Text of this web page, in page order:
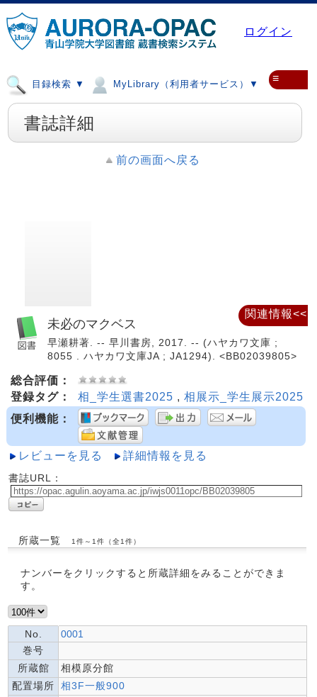
ログイン
目録検索 ▼ MyLibrary（利用者サービス）▼ ≡
書誌詳細
前の画面へ戻る
未必のマクベス
早瀬耕著. -- 早川書房, 2017. -- (ハヤカワ文庫 ;
8055 . ハヤカワ文庫JA ; JA1294). <BB02039805>
総合評価：
登録タグ：
相_学生選書2025 , 相展示_学生展示2025
便利機能：
レビューを見る 詳細情報を見る
書誌URL：
所蔵一覧 1件～1件（全1件）
ナンバーをクリックすると所蔵詳細をみることができま
す。
No.
0001
巻号
所蔵館
相模原分館
配置場所
相3F一般900
関連情報<<